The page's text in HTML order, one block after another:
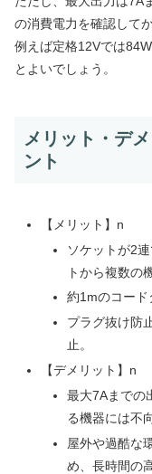
の消費電力を確認して
例えば定格12Vでは
とよいでしょう。
メリット・デ
ント
【メリット】n
ソケットが2
トから複数の
約1mのコード
プラグ抜け防
止。
【デメリット】n
最大7Aまでの
る機器には不
屋外や過酷な
め、長時間の